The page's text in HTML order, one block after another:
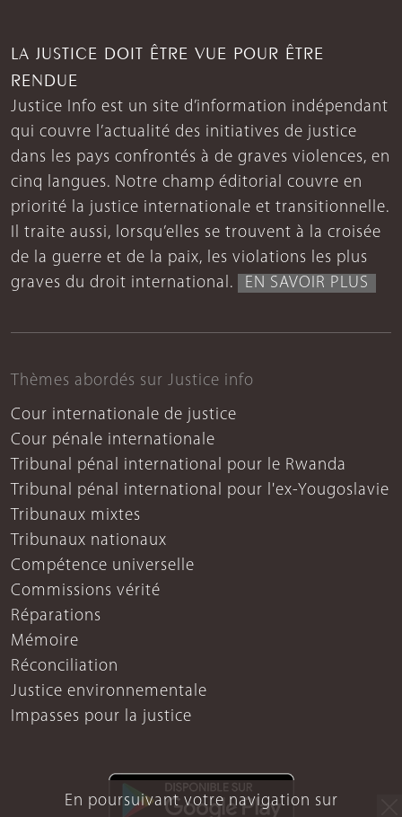
En poursuivant votre navigation sur
LA JUSTICE DOIT ÊTRE VUE POUR ÊTRE
RENDUE
Justice Info est un site d’information indépendant
qui couvre l’actualité des initiatives de justice
dans les pays confrontés à de graves violences, en
cinq langues. Notre champ éditorial couvre en
priorité la justice internationale et transitionnelle.
Il traite aussi, lorsqu’elles se trouvent à la croisée
de la guerre et de la paix, les violations les plus
graves du droit international.
EN SAVOIR PLUS
Thèmes abordés sur Justice info
Cour internationale de justice
Cour pénale internationale
Tribunal pénal international pour le Rwanda
Tribunal pénal international pour l'ex-Yougoslavie
Tribunaux mixtes
Tribunaux nationaux
Compétence universelle
Commissions vérité
Réparations
Mémoire
Réconciliation
Justice environnementale
Impasses pour la justice